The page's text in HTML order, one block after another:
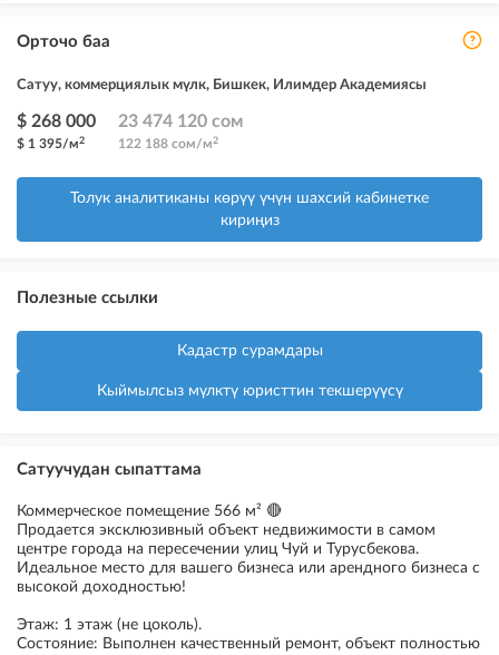
Орточо баа
Сатуу, коммерциялык мүлк, Бишкек, Илимдер Академиясы
$ 268 000
$ 1 395/м2
23 474 120 сом
122 188 сом/м2
Толук аналитиканы көрүү үчүн шахсий кабинетке
кириңиз
Полезные ссылки
Кадастр сурамдары
Кыймылсыз мүлктү юристтин текшерүүсү
Сатуучудан сыпаттама
Коммерческое помещение 566 м² 🔴
Продается эксклюзивный объект недвижимости в самом
центре города на пересечении улиц Чуй и Турусбекова.
Идеальное место для вашего бизнеса или арендного бизнеса с
высокой доходностью!
Этаж: 1 этаж (не цоколь).
Состояние: Выполнен качественный ремонт, объект полностью